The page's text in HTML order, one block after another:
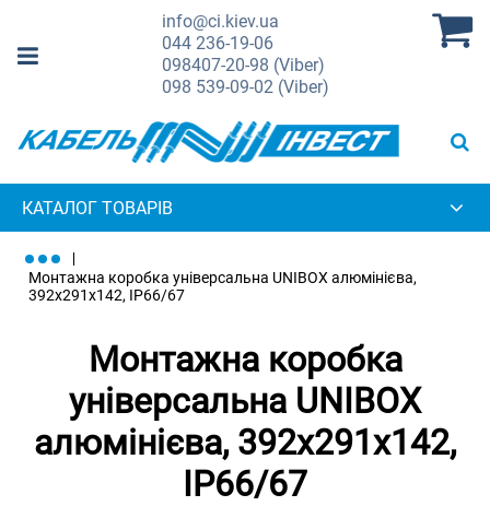
info@ci.kiev.ua
044236-19-06
098407-20-98 (Viber)
098 539-09-02 (Viber)
КАТАЛОГ ТОВАРІВ
Монтажна коробка універсальна UNIBOX алюмінієва,
392х291х142, IP66/67
Монтажна коробка
універсальна UNIBOX
алюмінієва, 392х291х142,
IP66/67